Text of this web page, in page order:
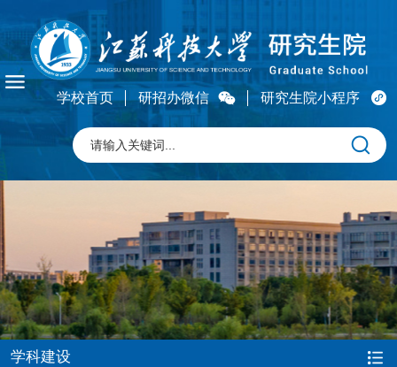
学校首页 研招办微信 研究生院小程序
学科建设